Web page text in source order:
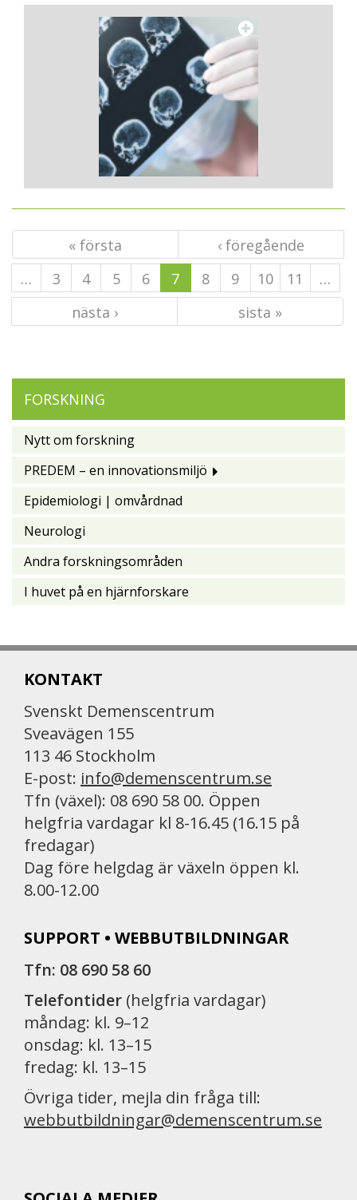
« första
‹ föregående
…
3 4 5 6 7 8 9 10 11
…
nästa ›
sista »
FORSKNING
Nytt om forskning
PREDEM – en innovationsmiljö
Epidemiologi | omvårdnad
Neurologi
Andra forskningsområden
I huvet på en hjärnforskare
KONTAKT
Svenskt Demenscentrum
Sveavägen 155
113 46 Stockholm
E-post: info@demenscentrum.se
Tfn (växel): 08 690 58 00. Öppen
helgfria vardagar kl 8-16.45 (16.15 på
fredagar)
Dag före helgdag är växeln öppen kl.
8.00-12.00
SUPPORT • WEBBUTBILDNINGAR
Tfn: 08 690 58 60
Telefontider (helgfria vardagar)
måndag: kl. 9–12
onsdag: kl. 13–15
fredag: kl. 13–15
Övriga tider, mejla din fråga till:
webbutbildningar@demenscentrum.se